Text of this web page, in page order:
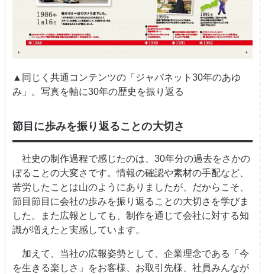
▲同じく共通コンテンツの「ジャパネット 30年のあゆ
み」。写真を軸に30年の歴史を振り返る
節目に歩みを振り返ることの大切さ
社史の制作過程で感じたのは、 30年分の過去をさかの
ぼることの大変さです。情報の確認や素材の手配など、
苦労したことは山のようにありましたが、だからこそ、
節目節目に会社の歩みを振り返ることの大切さを学びま
した。また広報としても、制作を通じて会社に対する知
識が増えたと実感しています。
加えて、当社の広報姿勢として、企業理念である「今
を生きる楽しさ」をお客様、お取引先様、社員みんなが